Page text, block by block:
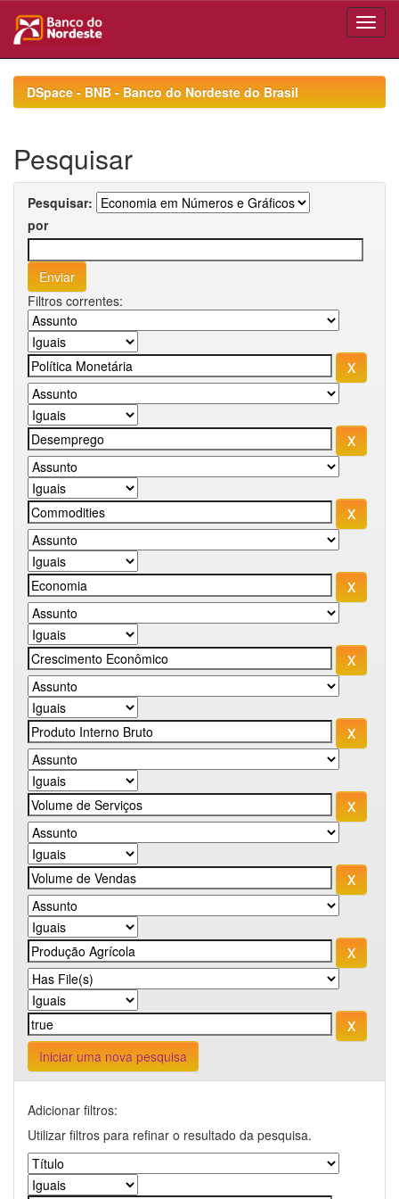
navigationDSpace - BNB - Banco do Nordeste do Brasil
Pesquisar
Pesquisar:
por
Filtros correntes:
Iniciar uma nova pesquisa
Adicionar filtros:
Utilizar filtros para refinar o resultado da pesquisa.